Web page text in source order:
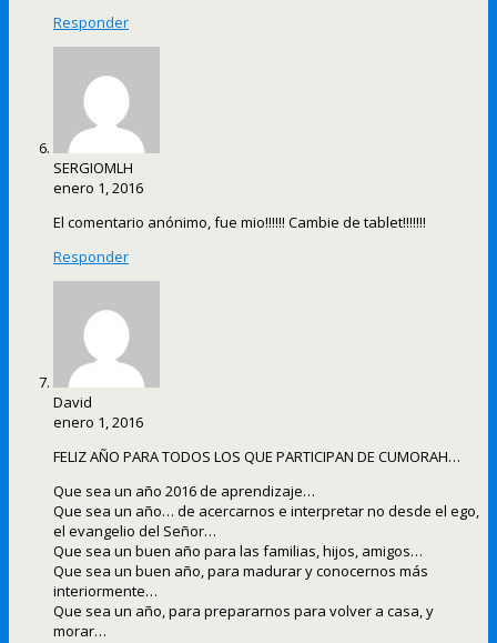
Responder
SERGIOMLH
enero 1, 2016
El comentario anónimo, fue mio!!!!!! Cambie de tablet!!!!!!!
Responder
David
enero 1, 2016
FELIZ AÑO PARA TODOS LOS QUE PARTICIPAN DE CUMORAH…
Que sea un año 2016 de aprendizaje…
Que sea un año… de acercarnos e interpretar no desde el ego,
el evangelio del Señor…
Que sea un buen año para las familias, hijos, amigos…
Que sea un buen año, para madurar y conocernos más
interiormente…
Que sea un año, para prepararnos para volver a casa, y
morar…